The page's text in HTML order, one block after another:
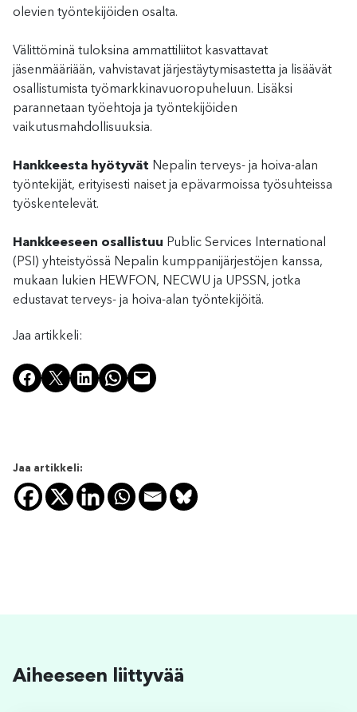
olevien työntekijöiden osalta.
Välittöminä tuloksina ammattiliitot kasvattavat
jäsenmääriään, vahvistavat järjestäytymisastetta ja lisäävät
osallistumista työmarkkinavuoropuheluun. Lisäksi
parannetaan työehtoja ja työntekijöiden
vaikutusmahdollisuuksia.
Hankkeesta hyötyvät Nepalin terveys- ja hoiva-alan
työntekijät, erityisesti naiset ja epävarmoissa työsuhteissa
työskentelevät.
Hankkeeseen osallistuu Public Services International
(PSI) yhteistyössä Nepalin kumppanijärjestöjen kanssa,
mukaan lukien HEWFON, NECWU ja UPSSN, jotka
edustavat terveys- ja hoiva-alan työntekijöitä.
Jaa artikkeli:
Share on Facebook
Share on X Share on LinkedIn
Share on WhatsApp
Email this Page
Jaa artikkeli:
Aiheeseen liittyvää